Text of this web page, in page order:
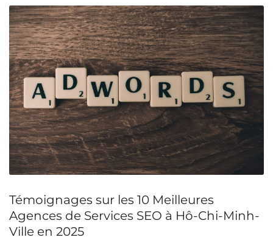
Témoignages sur les 10 Meilleures
Agences de Services SEO à Hô-Chi-Minh-
Ville en 2025